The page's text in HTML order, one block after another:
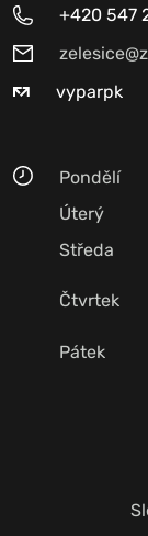
+420 547
vyparpk
Pondělí
Úterý
Středa
Čtvrtek
Pátek